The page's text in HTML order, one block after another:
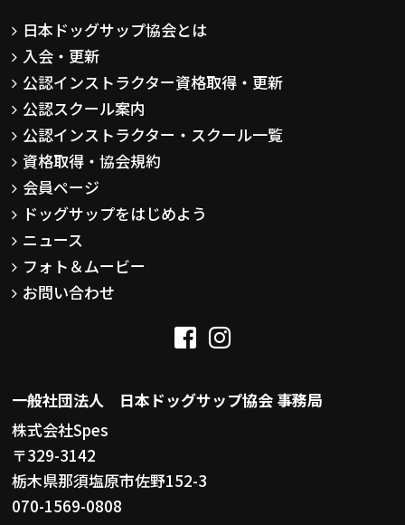
日本ドッグサップ協会とは
入会・更新
公認インストラクター資格取得・更新
公認スクール案内
公認インストラクター・スクール一覧
資格取得・協会規約
会員ページ
ドッグサップをはじめよう
ニュース
フォト＆ムービー
お問い合わせ
一般社団法人 日本ドッグサップ協会 事務局
株式会社Spes
〒329-3142
栃木県那須塩原市佐野152-3
070-1569-0808